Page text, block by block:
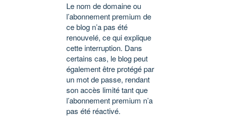
Le nom de domaine ou
l’abonnement premium de
ce blog n’a pas été
renouvelé, ce qui explique
cette interruption. Dans
certains cas, le blog peut
également être protégé par
un mot de passe, rendant
son accès limité tant que
l’abonnement premium n’a
pas été réactivé.